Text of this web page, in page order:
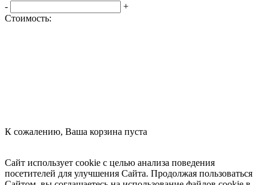
-
+
Стоимость:
К сожалению, Ваша корзина пуста
Сайт использует cookie с целью анализа поведения
посетителей для улучшения Сайта. Продолжая пользоваться